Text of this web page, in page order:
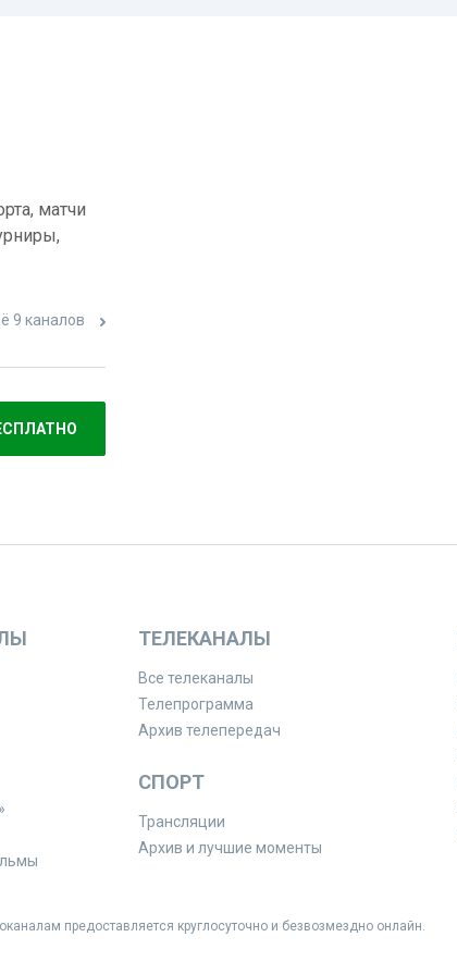
матчи
9 каналов
ТЕЛЕКАНАЛЫ
Все телеканалы
Телепрограмма
Архив телепередач
СПОРТ
Трансляции
Архив и лучшие моменты
предоставляется круглосуточно и безвозмездно онлайн.